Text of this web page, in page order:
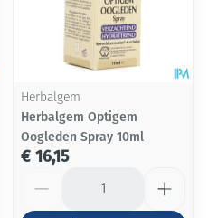
Herbalgem
Herbalgem Optigem
Oogleden Spray 10ml
€ 16,15